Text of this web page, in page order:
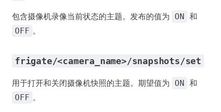
包含摄像机录像当前状态的主题。发布的值为 ON 和
OFF 。
frigate/<camera_name>/snapshots/set
用于打开和关闭摄像机快照的主题。期望值为 ON 和
OFF 。